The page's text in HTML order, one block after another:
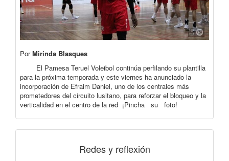
PorMirinda Blasques
El Pamesa Teruel Voleibol continúa perfilando su plantilla
para la próxima temporada y este viernes ha anunciado la
incorporación de Efraim Daniel, uno de los centrales más
prometedores del circuito lusitano, para reforzar el bloqueo y la
verticalidad en el centro de la red ¡Pincha su foto!
Redes y reflexión